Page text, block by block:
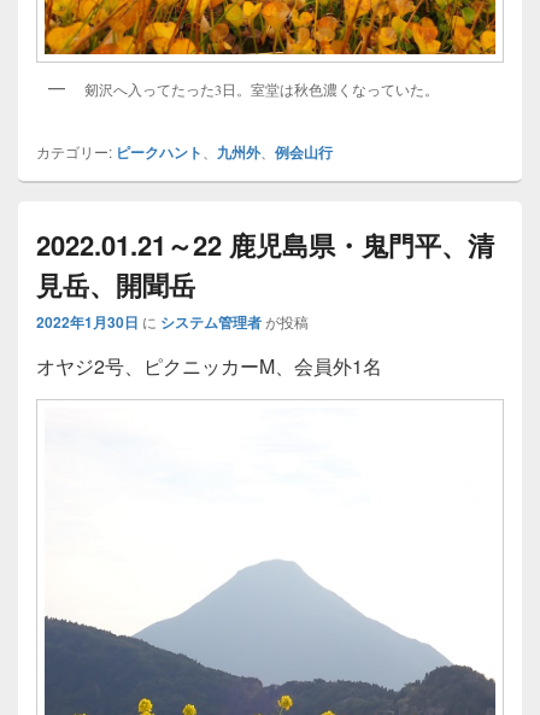
剱沢へ入ってたった3日。室堂は秋色濃くなっていた。
カテゴリー: ピークハント 九州外、 例会山行
2022.01.21～22 鹿児島県・鬼門平、清
見岳、開聞岳
2022年1月30日 に システム管理者が投稿
オヤジ2号、ピクニッカーM、会員外1名